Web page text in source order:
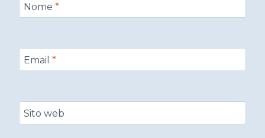
Nome *
Email *
Sito web